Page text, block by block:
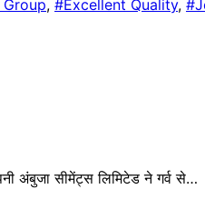
, #Excellent Quality,
अंबुजा सीमेंट्स लिमिटेड ने गर्व से…